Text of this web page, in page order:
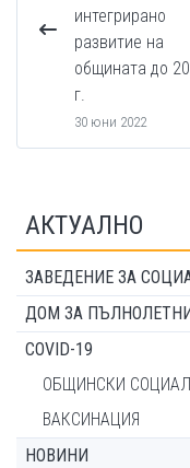
интегрирано
развитие на
общината до
г.
30 юни 2022
АКТУАЛНО
ЗАВЕДЕНИЕ ЗА
ДОМ ЗА
COVID-19
ОБЩИНСКИ
ВАКСИНАЦИЯ
НОВИНИ